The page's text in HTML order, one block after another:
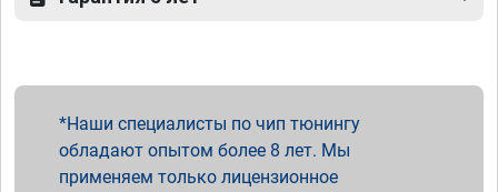
Наши специалисты по чип тюнингу
обладают опытом более 8 лет. Мы
применяем только лицензионное